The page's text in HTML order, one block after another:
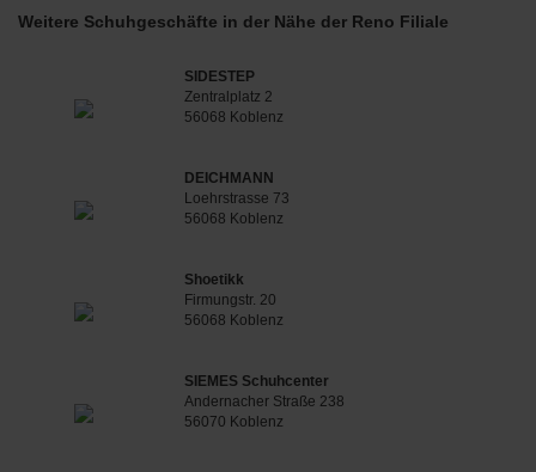
Weitere Schuhgeschäfte in der Nähe der Reno Filiale
SIDESTEP
Zentralplatz 2
56068 Koblenz
DEICHMANN
Loehrstrasse 73
56068 Koblenz
Shoetikk
Firmungstr. 20
56068 Koblenz
SIEMES Schuhcenter
Andernacher Straße 238
56070 Koblenz